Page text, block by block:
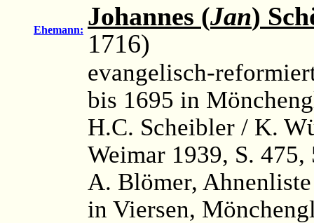
Ehemann: Johannes (Jan)
1716)
evangelisch-
bis 1695 in
H.C. Scheibler / K.
Weimar 1939, S. 475,
A. Blömer,
in Viersen,